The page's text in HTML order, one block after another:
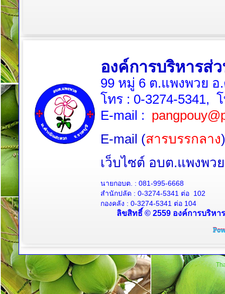
องค์การบริหารส่
99 หมู่ 6 ต.แพงพวย
โทร : 0-3274-5341,
E-mail :
E-mail (สารบรรกลาง
เว็บไซต์ อบต.แพง
นายกอบต. : 081-995-6668
สำนักปลัด : 0-3274-5341 ต่อ 102
กองคลัง : 0-3274-5341 ต่อ 104
ลิขสิทธิ์ © 2559 องค์การบริหา